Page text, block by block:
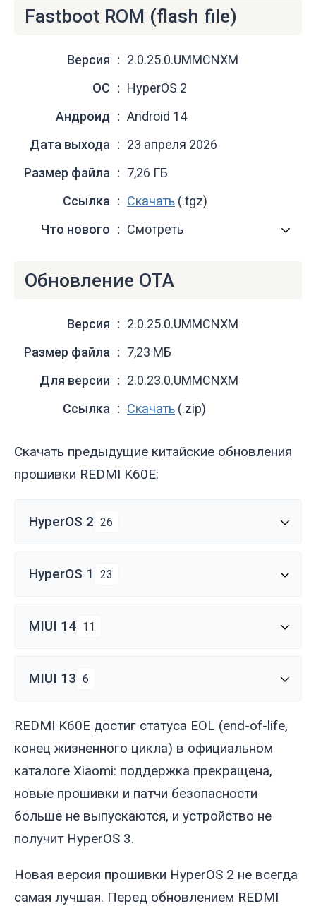
Fastboot ROM (flash file)
Версия
2.0.25.0.UMMCNXM
ОС
HyperOS 2
Андроид
Android 14
Дата выхода
23 апреля 2026
Размер файла
7,26 ГБ
Ссылка
Скачать (.tgz)
Что нового
Смотреть
Обновление OTA
Версия
2.0.25.0.UMMCNXM
Размер файла
7,23 МБ
Для версии
2.0.23.0.UMMCNXM
Ссылка
Скачать (.zip)
Скачать предыдущие китайские обновления
прошивки REDMI K60E:
HyperOS 2 26
HyperOS 1 23
MIUI 14 11
MIUI 13 6
REDMI K60E достиг статуса EOL (end-of-life,
конец жизненного цикла) в официальном
каталоге Xiaomi: поддержка прекращена,
новые прошивки и патчи безопасности
больше не выпускаются, и устройство не
получит HyperOS 3.
Новая версия прошивки HyperOS 2 не всегда
самая лучшая. Перед обновлением REDMI